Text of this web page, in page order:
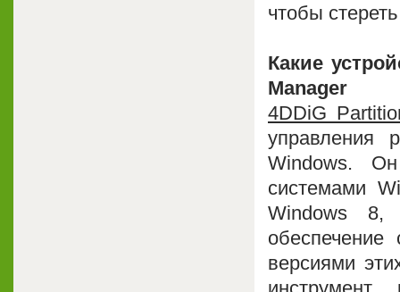
чтобы
Какие
Manager
4DDiG
управления
Windows.
системами
Windows 8,
версиями